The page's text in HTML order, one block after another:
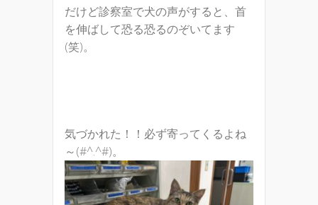
だけど診察室で犬の声がすると、首
を伸ばして恐る恐るのぞいてます
(笑)。
気づかれた！！必ず寄ってくるよね
～(#^.^#)。